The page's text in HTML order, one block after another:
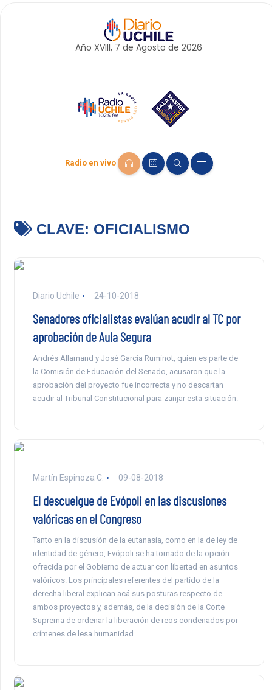
Año XVIII, 7 de Agosto de 2026
Radio en vivo
CLAVE: OFICIALISMO
Diario Uchile 24-10-2018
Senadores oficialistas evalúan acudir al TC por
aprobación de Aula Segura
Andrés Allamand y José García Ruminot, quien es parte de
la Comisión de Educación del Senado, acusaron que la
aprobación del proyecto fue incorrecta y no descartan
acudir al Tribunal Constitucional para zanjar esta situación.
Martín Espinoza C. 09-08-2018
El descuelgue de Evópoli en las discusiones
valóricas en el Congreso
Tanto en la discusión de la eutanasia, como en la de ley de
identidad de género, Evópoli se ha tomado de la opción
ofrecida por el Gobierno de actuar con libertad en asuntos
valóricos. Los principales referentes del partido de la
derecha liberal explican acá sus posturas respecto de
ambos proyectos y, además, de la decisión de la Corte
Suprema de ordenar la liberación de reos condenados por
crímenes de lesa humanidad.